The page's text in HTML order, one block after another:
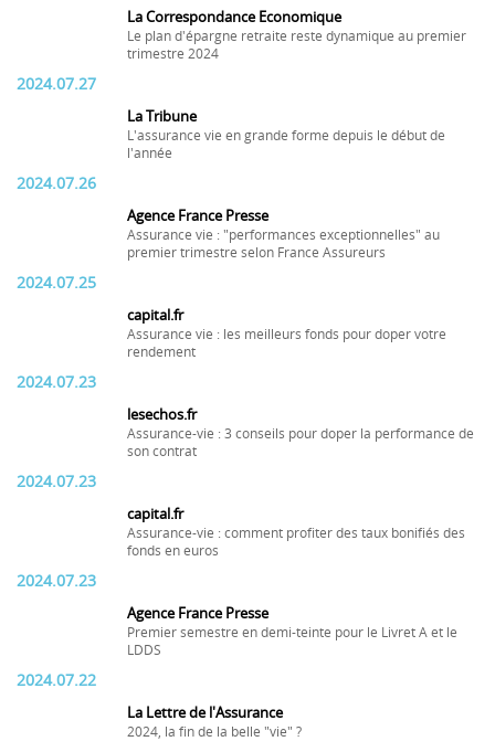
La Correspondance Economique
Le plan d'épargne retraite reste dynamique au premier
trimestre 2024
2024.07.27
La Tribune
L'assurance vie en grande forme depuis le début de
l'année
2024.07.26
Agence France Presse
Assurance vie : "performances exceptionnelles" au
premier trimestre selon France Assureurs
2024.07.25
capital.fr
Assurance vie : les meilleurs fonds pour doper votre
rendement
2024.07.23
lesechos.fr
Assurance-vie : 3 conseils pour doper la performance de
son contrat
2024.07.23
capital.fr
Assurance-vie : comment profiter des taux bonifiés des
fonds en euros
2024.07.23
Agence France Presse
Premier semestre en demi-teinte pour le Livret A et le
LDDS
2024.07.22
La Lettre de l'Assurance
2024, la fin de la belle "vie" ?